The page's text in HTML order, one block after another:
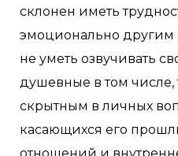
склонен иметь
эмоционально другим
не уметь озвучивать
душевные в том числе,
скрытным в личных
касающихся его